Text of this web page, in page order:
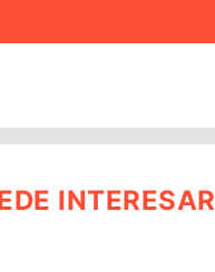
INTERESAR